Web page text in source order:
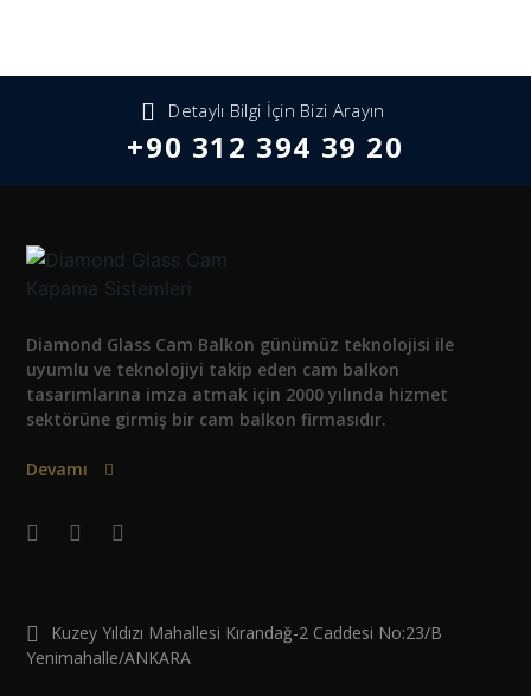
Detaylı Bilgi İçin Bizi Arayın
+90 312 394 39 20
Diamond Glass Cam Balkon günümüz teknolojisi ile
uyumlu ve teknolojiyi takip eden cam balkon
tasarımlarına imza atmak için 2000 yılında hizmet
sektörüne girmiş bir cam balkon firmasıdır.
Devamı
Kuzey Yıldızı Mahallesi Kırandağ-2 Caddesi No:23/B
Yenimahalle/ANKARA